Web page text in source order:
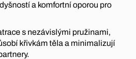
a komfortní oporou pro
s nezávislými pružinami,
křivkám těla a minimalizují